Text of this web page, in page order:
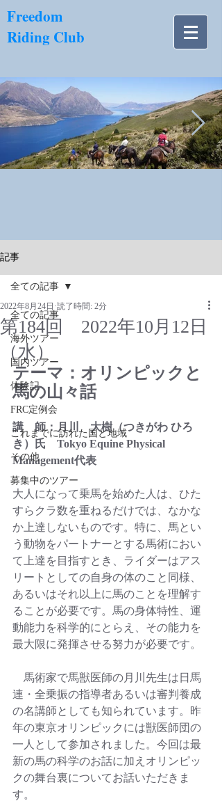
​Freedom
Riding Club
記事
全ての記事
海外ツアー
国内ツアー
体験記
FRC定例会
これまでに訪れた国と地域
その他
募集中のツアー
全ての記事
第184回 2022年10月12日
（水）
2022年8月24日 読了時間: 2分
テーマ：オリンピックと
馬の山々話
講　師：月川　大樹（つきがわ ひろ
き）氏　Tokyo Equine Physical
Management代表
大人になって乗馬を始めた人は、ひた
すらクラ数を重ねるだけでは、なかな
か上達しないものです。特に、馬とい
う動物をパートナーとする馬術におい
て上達を目指すとき、ライダーはアス
リートとしての自身の体のこと同様、
あるいはそれ以上に馬のことを理解す
ることが必要です。馬の身体特性、運
動能力を科学的にとらえ、その能力を
最大限に発揮させる努力が必要です。
馬術家で馬獣医師の月川先生は日馬
連・全乗振の指導者あるいは審判養成
の名講師としても知られています。昨
年の東京オリンピックには獣医師団の
一人として参加されました。今回は最
新の馬の科学のお話に加えオリンピッ
クの舞台裏についてお話いただきま
す。